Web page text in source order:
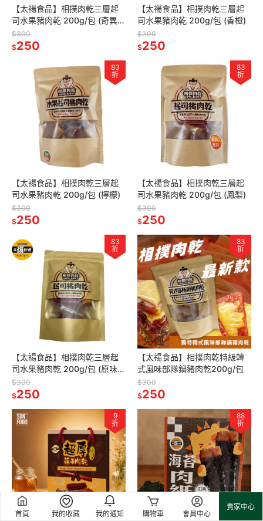
首頁 我的收藏 我的通知 購物車 會員中心
賣家中心
【太禓食品】相撲肉乾三層起
司水果豬肉乾 200g/包 (奇異
果)
$300
$250
【太禓食品】相撲肉乾三層起
司水果豬肉乾 200g/包 (香橙)
$300
$250
83
折
【太禓食品】相撲肉乾三層起
司水果豬肉乾 200g/包 (檸檬)
$300
$250
83
折
【太禓食品】相撲肉乾三層起
司水果豬肉乾 200g/包 (鳳梨)
$300
$250
83
折
【太禓食品】相撲肉乾三層起
司水果豬肉乾 200g/包 (原味起
司)
$300
$250
83
折
【太禓食品】相撲肉乾特級韓
式風味部隊鍋豬肉乾200g/包
$300
$250
9
折
88
折